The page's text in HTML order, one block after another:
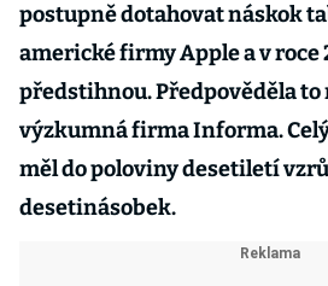
postupně dotahovat náskok
americké firmy Apple a v roce
předstihnou. Předpověděla
výzkumná firma Informa.
měl do poloviny desetiletí
desetinásobek.